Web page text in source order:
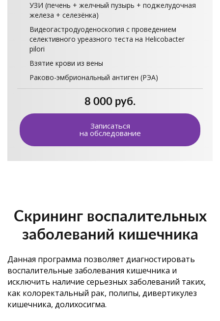
УЗИ (печень + желчный пузырь + поджелудочная
железа + селезёнка)
Видеогастродуоденоскопия с проведением
селективного уреазного теста на Helicobacter
pilori
Взятие крови из вены
Раково-эмбриональный антиген (РЭА)
8 000 руб.
Записаться
на обследование
Скрининг воспалительных
заболеваний кишечника
Данная программа позволяет диагностировать
воспалительные заболевания кишечника и
исключить наличие серьезных заболеваний таких,
как колоректальный рак, полипы, дивертикулез
кишечника, долихосигма.